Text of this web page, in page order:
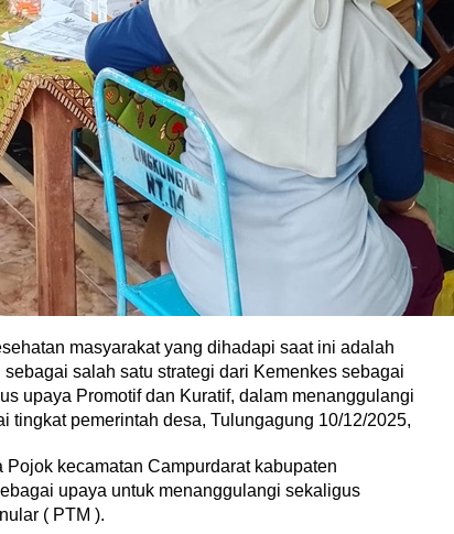
masyarakat yang dihadapi saat ini adalah
salah satu strategi dari Kemenkes sebagai
upaya Promotif dan Kuratif, dalam menanggulangi
tingkat pemerintah desa, Tulungagung 10/12/2025,
kecamatan Campurdarat kabupaten
upaya untuk menanggulangi sekaligus
( PTM ).